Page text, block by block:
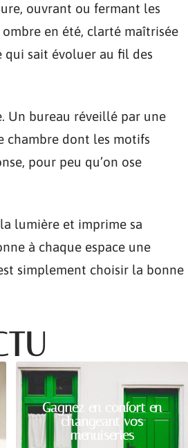
ouvrant ou fermant les
en été, clarté maîtrisée
qui sait évoluer au fil des
Un bureau réveillé par une
chambre dont les motifs
pour peu qu’on ose
lumière et imprime sa
à chaque espace une
simplement choisir la bonne
Gagnez en confort en
changeant vos
menuiseries